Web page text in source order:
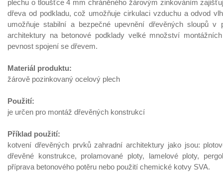
plechu o tloušťce 4 mm chráněného žárovým zinkováním
dřeva od podkladu, což umožňuje cirkulaci vzduchu a odvod
umožňuje stabilní a bezpečné upevnění dřevěných sloupů v
architektury na betonové podklady velké množství
pevnost spojení se dřevem.
Materiál produktu:
žárově pozinkovaný ocelový plech
Použití:
je určen pro montáž dřevěných konstrukcí
Příklad použití:
kotvení dřevěných prvků zahradní architektury jako jsou:
dřevěné konstrukce, prolamované ploty, lamelové ploty,
příprava betonového potěru nebo použití chemické kotvy SVA.